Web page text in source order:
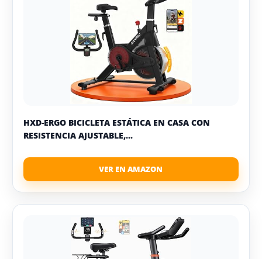
HXD-ERGO BICICLETA ESTÁTICA EN CASA CON
RESISTENCIA AJUSTABLE,...